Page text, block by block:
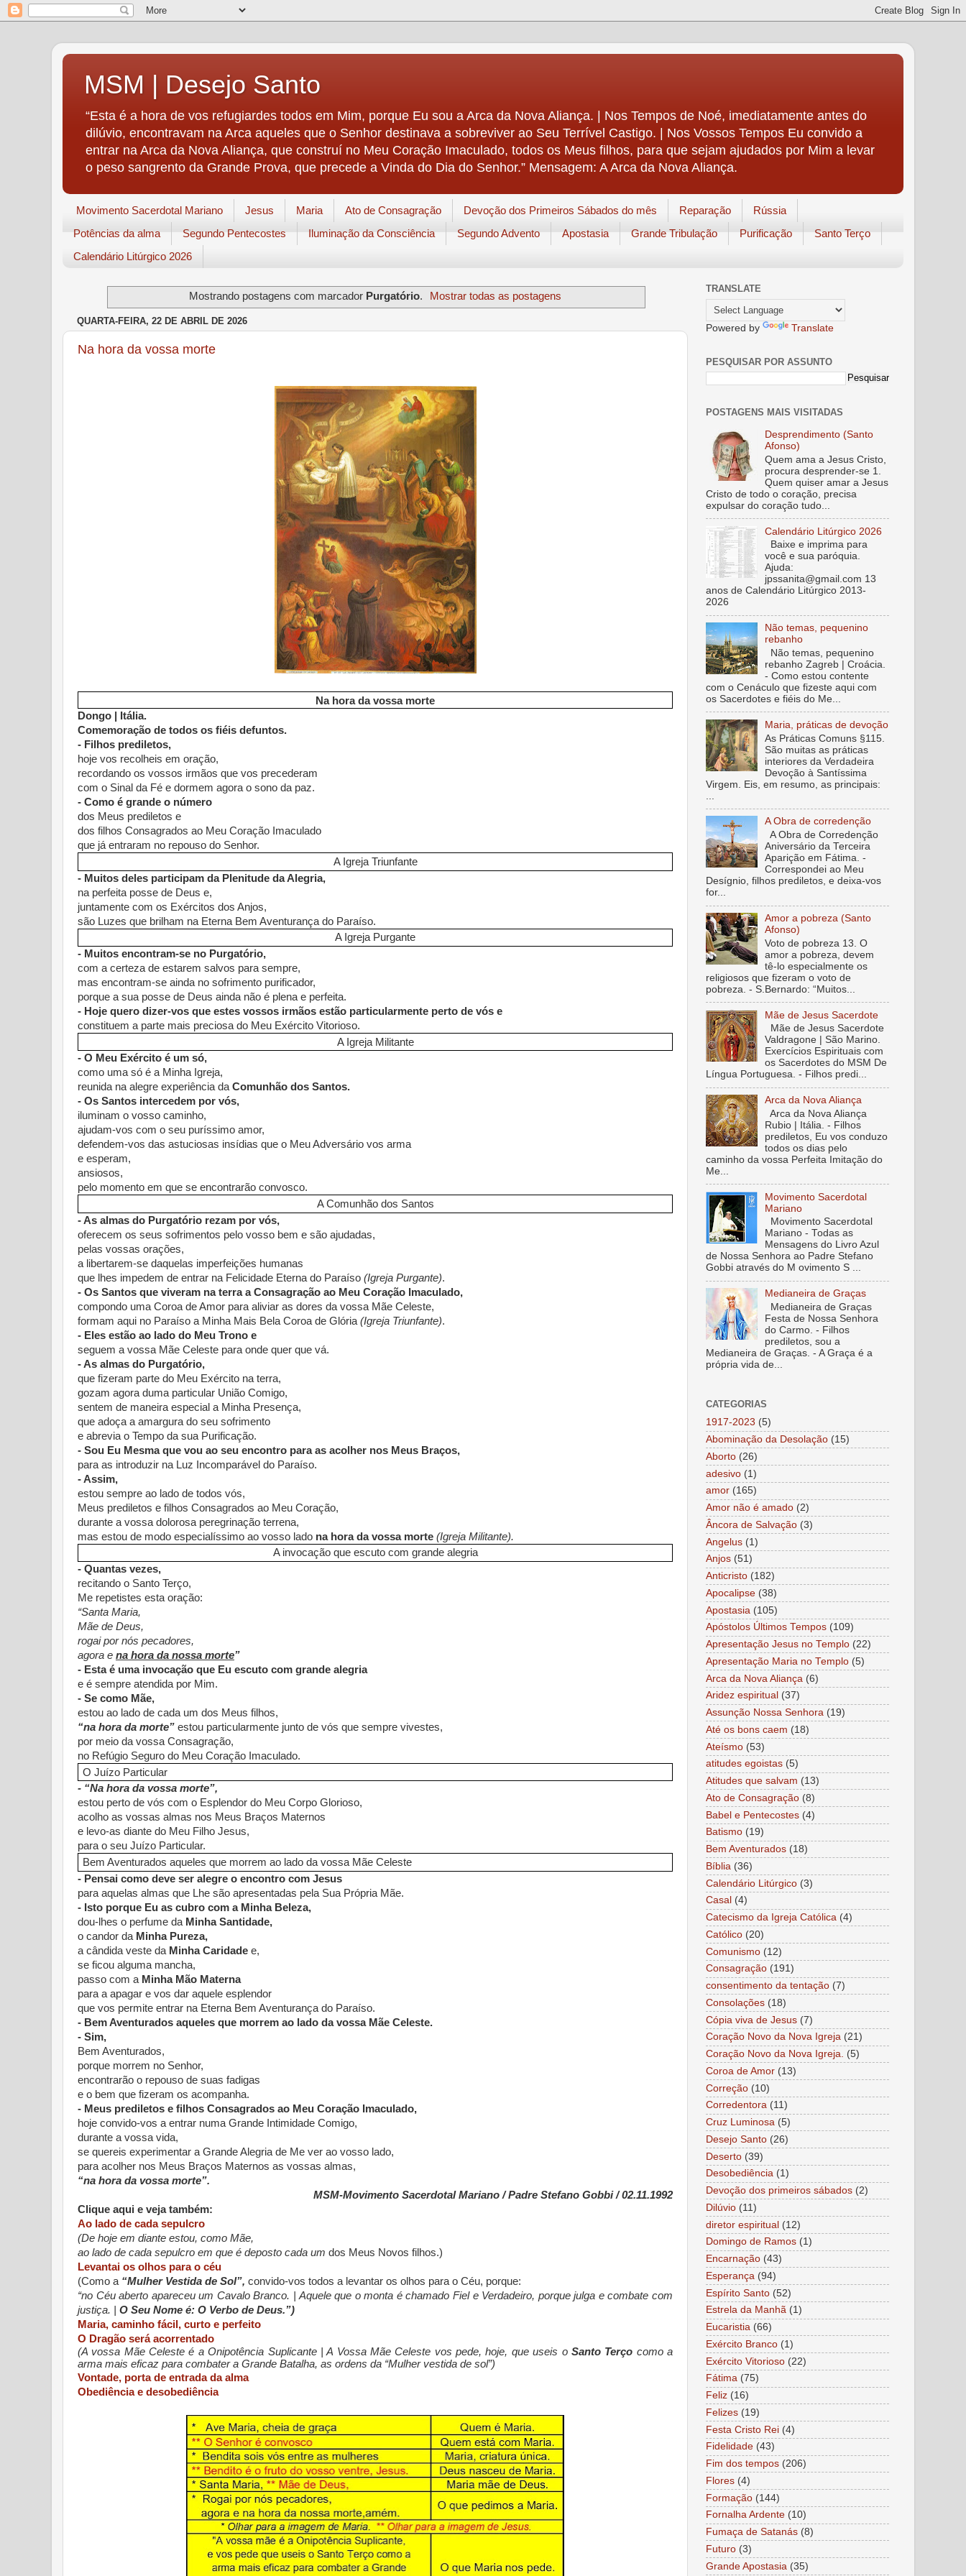
MSM | Desejo Santo
“Esta é a hora de vos refugiardes todos em Mim, porque Eu sou a Arca da Nova Aliança. | Nos Tempos de Noé, imediatamente antes do
dilúvio, encontravam na Arca aqueles que o Senhor destinava a sobreviver ao Seu Terrível Castigo. | Nos Vossos Tempos Eu convido a
entrar na Arca da Nova Aliança, que construí no Meu Coração Imaculado, todos os Meus filhos, para que sejam ajudados por Mim a levar
o peso sangrento da Grande Prova, que precede a Vinda do Dia do Senhor.” Mensagem: A Arca da Nova Aliança.
Movimento Sacerdotal Mariano Jesus Maria Ato de Consagração Devoção dos Primeiros Sábados do mês Reparação
Rússia
Potências da alma
Segundo Pentecostes Iluminação da Consciência Segundo Advento Apostasia Grande Tribulação Purificação
Santo Terço
Calendário Litúrgico 2026
Mostrando postagens com marcador Purgatório. Mostrar todas as postagens
QUARTA-FEIRA, 22 DE ABRIL DE 2026
Na hora da vossa morte
Na hora da vossa morte
Dongo | Itália.
Comemoração de todos os fiéis defuntos.
- Filhos prediletos,
hoje vos recolheis em oração,
recordando os vossos irmãos que vos precederam
com o Sinal da Fé e dormem agora o sono da paz.
- Como é grande o número
dos Meus prediletos e
dos filhos Consagrados ao Meu Coração Imaculado
que já entraram no repouso do Senhor.
A Igreja Triunfante
- Muitos deles participam da Plenitude da Alegria,
na perfeita posse de Deus e,
juntamente com os Exércitos dos Anjos,
são Luzes que brilham na Eterna Bem Aventurança do Paraíso.
A Igreja Purgante
- Muitos encontram-se no Purgatório,
com a certeza de estarem salvos para sempre,
mas encontram-se ainda no sofrimento purificador,
porque a sua posse de Deus ainda não é plena e perfeita.
- Hoje quero dizer-vos que estes vossos irmãos estão particularmente perto de vós e
constituem a parte mais preciosa do Meu Exército Vitorioso.
A Igreja Militante
- O Meu Exército é um só,
como uma só é a Minha Igreja,
reunida na alegre experiência daComunhão dos Santos.
- Os Santos intercedem por vós,
iluminam o vosso caminho,
ajudam-vos com o seu puríssimo amor,
defendem-vos das astuciosas insídias que o Meu Adversário vos arma
e esperam,
ansiosos,
pelo momento em que se encontrarão convosco.
A Comunhão dos Santos
- As almas do Purgatório rezam por vós,
oferecem os seus sofrimentos pelo vosso bem e são ajudadas,
pelas vossas orações,
a libertarem-se daquelas imperfeições humanas
que lhes impedem de entrar na Felicidade Eterna do Paraíso (Igreja Purgante).
- Os Santos que viveram na terra a Consagração ao Meu Coração Imaculado,
compondo uma Coroa de Amor para aliviar as dores da vossa Mãe Celeste,
formam aqui no Paraíso a Minha Mais Bela Coroa de Glória (Igreja Triunfante).
- Eles estão ao lado do Meu Trono e
seguem a vossa Mãe Celeste para onde quer que vá.
- As almas do Purgatório,
que fizeram parte do Meu Exército na terra,
gozam agora duma particular União Comigo,
sentem de maneira especial a Minha Presença,
que adoça a amargura do seu sofrimento
e abrevia o Tempo da sua Purificação.
- Sou Eu Mesma que vou ao seu encontro para as acolher nos Meus Braços,
para as introduzir na Luz Incomparável do Paraíso.
- Assim,
estou sempre ao lado de todos vós,
Meus prediletos e filhos Consagrados ao Meu Coração,
durante a vossa dolorosa peregrinação terrena,
mas estou de modo especialíssimo ao vosso lado na hora da vossa morte (Igreja Militante).
A invocação que escuto com grande alegria
- Quantas vezes,
recitando o Santo Terço,
Me repetistes esta oração:
“Santa Maria,
Mãe de Deus,
rogai por nós pecadores,
agora e na hora da nossa morte”
- Esta é uma invocação que Eu escuto com grande alegria
e é sempre atendida por Mim.
- Se como Mãe,
estou ao lado de cada um dos Meus filhos,
“na hora da morte” estou particularmente junto de vós que sempre vivestes,
por meio da vossa Consagração,
no Refúgio Seguro do Meu Coração Imaculado.
O Juízo Particular
- “Na hora da vossa morte”,
estou perto de vós com o Esplendor do Meu Corpo Glorioso,
acolho as vossas almas nos Meus Braços Maternos
e levo-as diante do Meu Filho Jesus,
para o seu Juízo Particular.
Bem Aventurados aqueles que morrem ao lado da vossa Mãe Celeste
- Pensai como deve ser alegre o encontro com Jesus
para aquelas almas que Lhe são apresentadas pela Sua Própria Mãe.
- Isto porque Eu as cubro com a Minha Beleza,
dou-lhes o perfume da Minha Santidade,
o candor da Minha Pureza,
a cândida veste da Minha Caridade e,
se ficou alguma mancha,
passo com a Minha Mão Materna
para a apagar e vos dar aquele esplendor
que vos permite entrar na Eterna Bem Aventurança do Paraíso.
- Bem Aventurados aqueles que morrem ao lado da vossa Mãe Celeste.
- Sim,
Bem Aventurados,
porque morrem no Senhor,
encontrarão o repouso de suas fadigas
e o bem que fizeram os acompanha.
- Meus prediletos e filhos Consagrados ao Meu Coração Imaculado,
hoje convido-vos a entrar numa Grande Intimidade Comigo,
durante a vossa vida,
se quereis experimentar a Grande Alegria de Me ver ao vosso lado,
para acolher nos Meus Braços Maternos as vossas almas,
“na hora da vossa morte”.
MSM-Movimento Sacerdotal Mariano / Padre Stefano Gobbi / 02.11.1992
Clique aqui e veja também:
Ao lado de cada sepulcro
(De hoje em diante estou, como Mãe,
ao lado de cada sepulcro em que é deposto cada um dos Meus Novos filhos.)
Levantai os olhos para o céu
(Como a “Mulher Vestida de Sol”, convido-vos todos a levantar os olhos para o Céu, porque:
“no Céu aberto apareceu um Cavalo Branco. | Aquele que o monta é chamado Fiel e Verdadeiro, porque julga e combate com
justiça. | O Seu Nome é: O Verbo de Deus.”)
Maria, caminho fácil, curto e perfeito
O Dragão será acorrentado
(A vossa Mãe Celeste é a Onipotência Suplicante |A Vossa Mãe Celeste vos pede, hoje, que useis o Santo Terço como a
arma mais eficaz para combater a Grande Batalha, as ordens da “Mulher vestida de sol”)
Vontade, porta de entrada da alma
Obediência e desobediência
TRANSLATE
Powered by Translate
PESQUISAR POR ASSUNTO
POSTAGENS MAIS VISITADAS
Desprendimento (Santo
Afonso)
Quem ama a Jesus Cristo,
procura desprender-se 1.
Quem quiser amar a Jesus
Cristo de todo o coração, precisa
expulsar do coração tudo...
Calendário Litúrgico 2026
Baixe e imprima para
você e sua paróquia.
Ajuda:
jpssanita@gmail.com 13
anos de Calendário Litúrgico 2013-
2026
Não temas, pequenino
rebanho
Não temas, pequenino
rebanho Zagreb | Croácia.
- Como estou contente
com o Cenáculo que fizeste aqui com
os Sacerdotes e fiéis do Me...
Maria, práticas de devoção
As Práticas Comuns §115.
São muitas as práticas
interiores da Verdadeira
Devoção à Santíssima
Virgem. Eis, em resumo, as principais:
A Obra de corredenção
A Obra de Corredenção
Aniversário da Terceira
Aparição em Fátima. -
Correspondei ao Meu
Desígnio, filhos prediletos, e deixa-vos
for...
Amor a pobreza (Santo
Afonso)
Voto de pobreza 13. O
amor a pobreza, devem
tê-lo especialmente os
religiosos que fizeram o voto de
pobreza. - S.Bernardo: “Muitos...
Mãe de Jesus Sacerdote
Mãe de Jesus Sacerdote
Valdragone | São Marino.
Exercícios Espirituais com
os Sacerdotes do MSM De
Língua Portuguesa. - Filhos predi...
Arca da Nova Aliança
Arca da Nova Aliança
Rubio | Itália. - Filhos
prediletos, Eu vos conduzo
todos os dias pelo
caminho da vossa Perfeita Imitação do
Me...
Movimento Sacerdotal
Mariano
Movimento Sacerdotal
Mariano - Todas as
Mensagens do Livro Azul
de Nossa Senhora ao Padre Stefano
Gobbi através do M ovimento S ...
Medianeira de Graças
Medianeira de Graças
Festa de Nossa Senhora
do Carmo. - Filhos
prediletos, sou a
Medianeira de Graças. - A Graça é a
própria vida de...
CATEGORIAS
1917-2023 (5)
Abominação da Desolação (15)
Aborto (26)
adesivo (1)
amor (165)
Amor não é amado (2)
Âncora de Salvação (3)
Angelus (1)
Anjos (51)
Anticristo (182)
Apocalipse (38)
Apostasia (105)
Apóstolos Últimos Tempos (109)
Apresentação Jesus no Templo (22)
Apresentação Maria no Templo (5)
Arca da Nova Aliança (6)
Aridez espiritual (37)
Assunção Nossa Senhora (19)
Até os bons caem (18)
Ateísmo (53)
atitudes egoistas (5)
Atitudes que salvam (13)
Ato de Consagração (8)
Babel e Pentecostes (4)
Batismo (19)
Bem Aventurados (18)
Bíblia (36)
Calendário Litúrgico (3)
Casal (4)
Catecismo da Igreja Católica (4)
Católico (20)
Comunismo (12)
Consagração (191)
consentimento da tentação (7)
Consolações (18)
Cópia viva de Jesus (7)
Coração Novo da Nova Igreja (21)
Coração Novo da Nova Igreja. (5)
Coroa de Amor (13)
Correção (10)
Corredentora (11)
Cruz Luminosa (5)
Desejo Santo (26)
Deserto (39)
Desobediência (1)
Devoção dos primeiros sábados (2)
Dilúvio (11)
diretor espiritual (12)
Domingo de Ramos (1)
Encarnação (43)
Esperança (94)
Espírito Santo (52)
Estrela da Manhã (1)
Eucaristia (66)
Exército Branco (1)
Exército Vitorioso (22)
Fátima (75)
Feliz (16)
Felizes (19)
Festa Cristo Rei (4)
Fidelidade (43)
Fim dos tempos (206)
Flores (4)
Formação (144)
Fornalha Ardente (10)
Fumaça de Satanás (8)
Futuro (3)
Grande Apostasia (35)